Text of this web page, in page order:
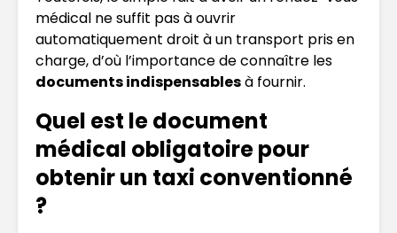
médical ne suffit pas à ouvrir
automatiquement droit à un transport pris en
charge, d’où l’importance de connaître les
documents indispensablesà fournir.
Quel est le document
médical obligatoire pour
obtenir un taxi conventionné
?